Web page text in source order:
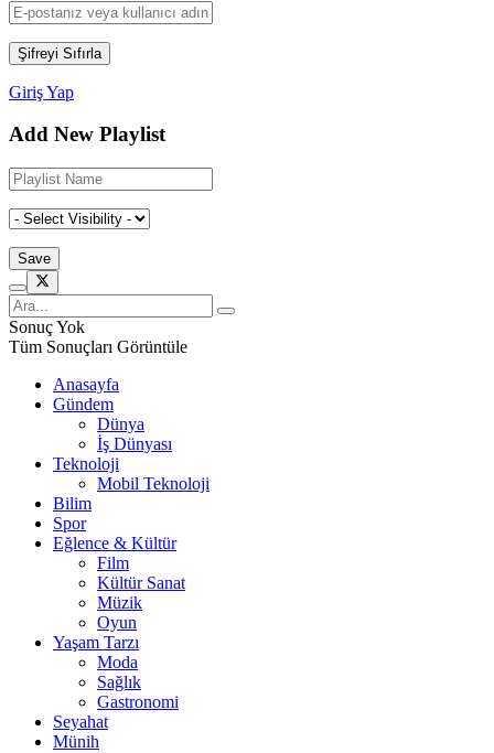
Giriş Yap
Add New Playlist
Sonuç Yok
Tüm Sonuçları Görüntüle
Anasayfa
Gündem
Dünya
İş Dünyası
Teknoloji
Mobil Teknoloji
Bilim
Spor
Eğlence & Kültür
Film
Kültür Sanat
Müzik
Oyun
Yaşam Tarzı
Moda
Sağlık
Gastronomi
Seyahat
Münih